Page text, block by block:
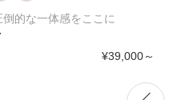
的な一体感をここに
¥39,000～